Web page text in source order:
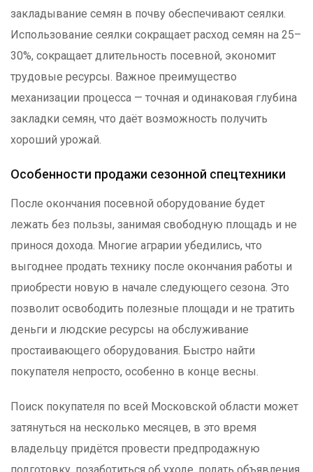
закладывание семян в почву обеспечивают сеялки.
Использование сеялки сокращает расход семян на 25–
30%, сокращает длительность посевной, экономит
трудовые ресурсы. Важное преимущество
механизации процесса — точная и одинаковая глубина
закладки семян, что даёт возможность получить
хороший урожай.
Особенности продажи сезонной спецтехники
После окончания посевной оборудование будет
лежать без пользы, занимая свободную площадь и не
принося дохода. Многие аграрии убедились, что
выгоднее продать технику после окончания работы и
приобрести новую в начале следующего сезона. Это
позволит освободить полезные площади и не тратить
деньги и людские ресурсы на обслуживание
простаивающего оборудования. Быстро найти
покупателя непросто, особенно в конце весны.
Поиск покупателя по всей Московской области может
затянуться на несколько месяцев, в это время
владельцу придётся провести предпродажную
подготовку, позаботиться об уходе, подать объявления,